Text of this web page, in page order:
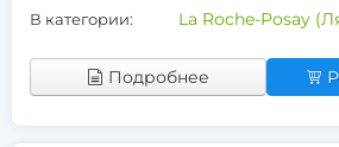
В категории: La Roche-Posay
Подробнее